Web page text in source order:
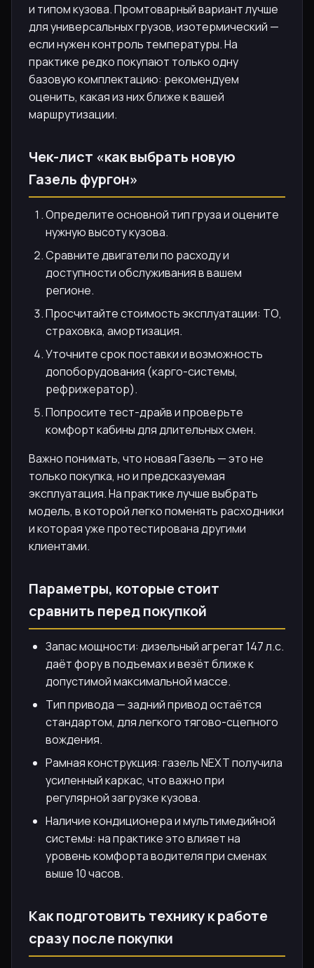
и типом кузова. Промтоварный вариант лучше
для универсальных грузов, изотермический —
если нужен контроль температуры. На
практике редко покупают только одну
базовую комплектацию: рекомендуем
оценить, какая из них ближе к вашей
маршрутизации.
Чек-лист «как выбрать новую
Газель фургон»
Определите основной тип груза и оцените
нужную высоту кузова.
Сравните двигатели по расходу и
доступности обслуживания в вашем
регионе.
Просчитайте стоимость эксплуатации: ТО,
страховка, амортизация.
Уточните срок поставки и возможность
допоборудования (карго-системы,
рефрижератор).
Попросите тест-драйв и проверьте
комфорт кабины для длительных смен.
Важно понимать, что новая Газель — это не
только покупка, но и предсказуемая
эксплуатация. На практике лучше выбрать
модель, в которой легко поменять расходники
и которая уже протестирована другими
клиентами.
Параметры, которые стоит
сравнить перед покупкой
Запас мощности: дизельный агрегат 147 л.с.
даёт фору в подъемах и везёт ближе к
допустимой максимальной массе.
Тип привода — задний привод остаётся
стандартом, для легкого тягово-сцепного
вождения.
Рамная конструкция: газель NEXT получила
усиленный каркас, что важно при
регулярной загрузке кузова.
Наличие кондиционера и мультимедийной
системы: на практике это влияет на
уровень комфорта водителя при сменах
выше 10 часов.
Как подготовить технику к работе
сразу после покупки